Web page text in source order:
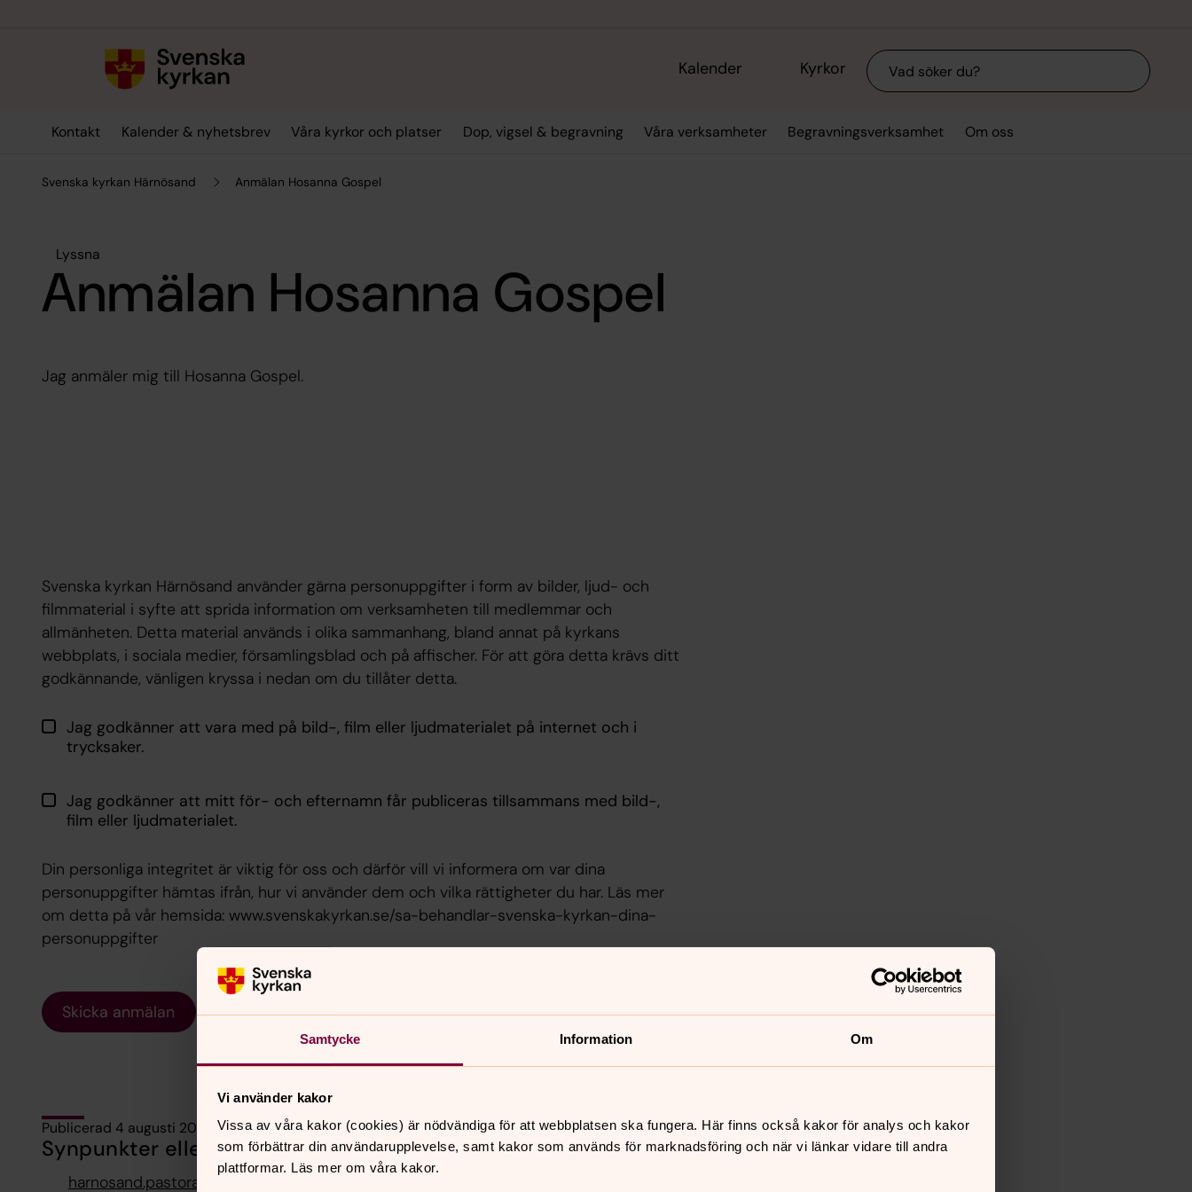
Samtycke Information Om
Vi använder kakor
Vissa av våra kakor (cookies) är nödvändiga för att webbplatsen ska fungera. Här finns också kakor för analys och kakor
som förbättrar din användarupplevelse, samt kakor som används för marknadsföring och när vi länkar vidare till andra
plattformar. Läs mer om våra kakor.
Kalender Kyrkor Sök
Kontakt Kalender & nyhetsbrev Våra kyrkor och platser Dop, vigsel & begravning Våra verksamheter Begravningsverksamhet Om oss
Svenska kyrkan Härnösand Anmälan Hosanna Gospel
Lyssna
Anmälan Hosanna Gospel
Jag anmäler mig till Hosanna Gospel.
Svenska kyrkan Härnösand använder gärna personuppgifter i form av bilder, ljud- och
filmmaterial i syfte att sprida information om verksamheten till medlemmar och
allmänheten. Detta material används i olika sammanhang, bland annat på kyrkans
webbplats, i sociala medier, församlingsblad och på affischer. För att göra detta krävs ditt
godkännande, vänligen kryssa i nedan om du tillåter detta.
Jag godkänner att vara med på bild-, film eller ljudmaterialet på internet och i
trycksaker.
Jag godkänner att mitt för- och efternamn får publiceras tillsammans med bild-,
film eller ljudmaterialet.
Din personliga integritet är viktig för oss och därför vill vi informera om var dina
personuppgifter hämtas ifrån, hur vi använder dem och vilka rättigheter du har. Läs mer
om detta på vår hemsida: www.svenskakyrkan.se/sa-behandlar-svenska-kyrkan-dina-
personuppgifter
Skicka anmälan
Publicerad 4 augusti 2026
Synpunkter eller frågor på sidans innehåll?
harnosand.pastorat@svenskakyrkan.se